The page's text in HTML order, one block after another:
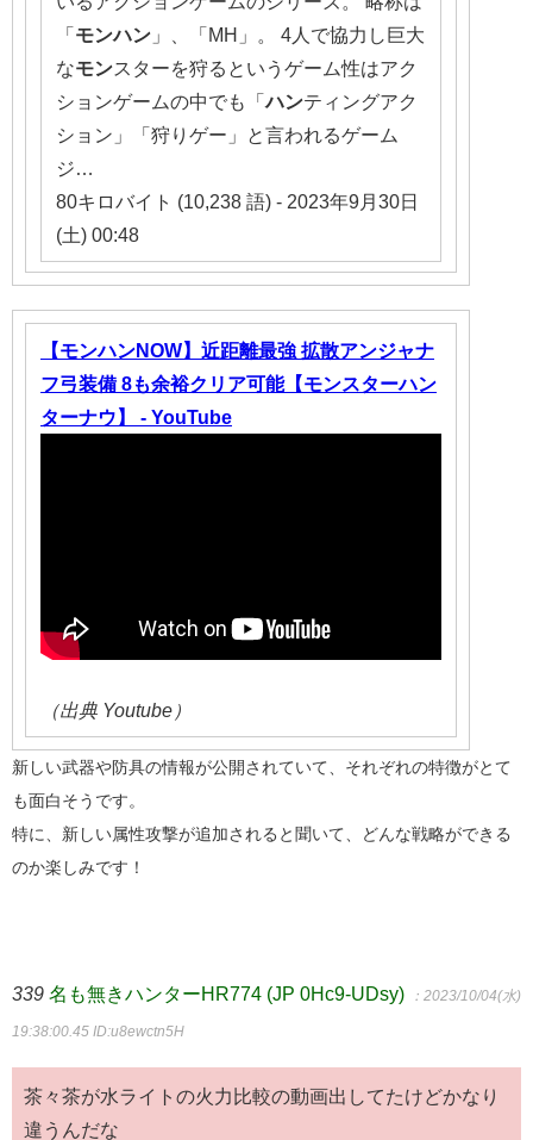
「 モンハン 」、「MH」。 4人で協力し巨大
なモンスターを狩るというゲーム性はアク
ションゲームの中でも「 ハンティングアク
ション」「狩りゲー」と言われるゲーム
ジ…
80キロバイト (10,238 語) - 2023年9月30日
(土) 00:48
【モンハンNOW】近距離最強 拡散アンジャナ
フ弓装備 8も余裕クリア可能【モンスターハン
ターナウ】 - YouTube
（出典 Youtube）
新しい武器や防具の情報が公開されていて、それぞれの特徴がとて
も面白そうです。
特に、新しい属性攻撃が追加されると聞いて、どんな戦略ができる
のか楽しみです！
339 名も無きハンターHR774 (JP 0Hc9-UDsy) ：2023/10/04(水)
19:38:00.45 ID:u8ewctn5H
茶々茶が水ライトの火力比較の動画出してたけどかなり
違うんだな